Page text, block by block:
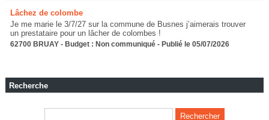
Lâchez de colombe
Je me marie le 3/7/27 sur la commune de Busnes j’aimerais trouver
un prestataire pour un lâcher de colombes !
62700 BRUAY - Budget : Non communiqué - Publié le 05/07/2026
Recherche